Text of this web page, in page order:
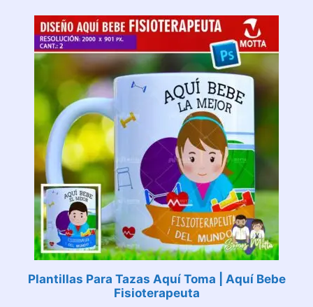
últimos
Plantillas Para Tazas Aquí Toma | Aquí Bebe
Fisioterapeuta